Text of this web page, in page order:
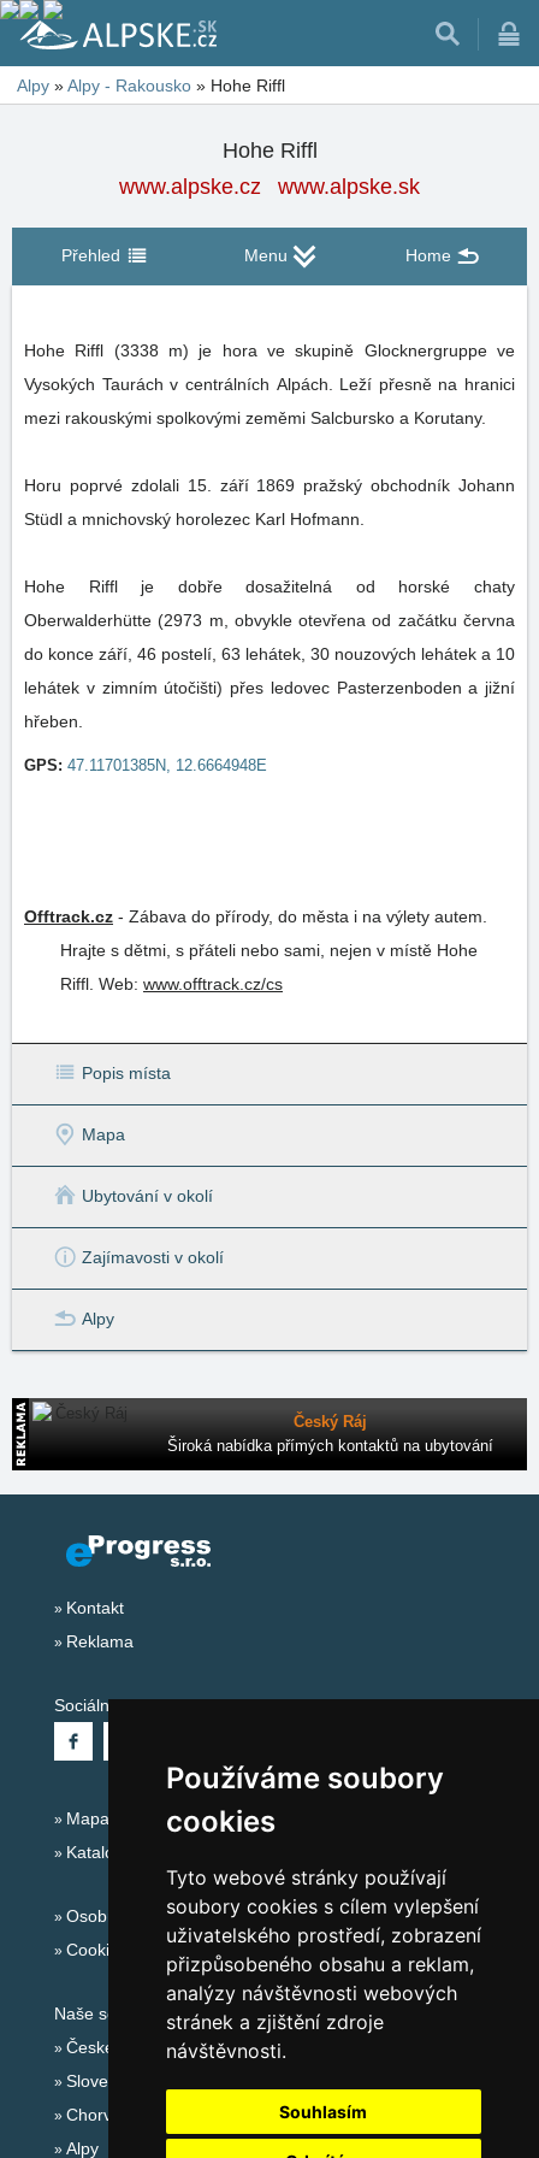
Používáme soubory
cookies
Tyto webové stránky používají
soubory cookies s cílem vylepšení
uživatelského prostředí, zobrazení
přizpůsobeného obsahu a reklam,
analýzy návštěvnosti webových
stránek a zjištění zdroje
návštěvnosti.
Souhlasím
Alpy »Alpy - Rakousko » Hohe Riffl
Hohe Riffl
www.alpske.cz
www.alpske.sk
Přehled Menu Home
Hohe Riffl (3338 m) je hora ve skupině Glocknergruppe ve
Vysokých Taurách v centrálních Alpách. Leží přesně na hranici
mezi rakouskými spolkovými zeměmi Salcbursko a Korutany.
Horu poprvé zdolali 15. září 1869 pražský obchodník Johann
Stüdl a mnichovský horolezec Karl Hofmann.
Hohe Riffl je dobře dosažitelná od horské chaty
Oberwalderhütte (2973 m, obvykle otevřena od začátku června
do konce září, 46 postelí, 63 lehátek, 30 nouzových lehátek a 10
lehátek v zimním útočišti) přes ledovec Pasterzenboden a jižní
hřeben.
GPS: 47.11701385N, 12.6664948E
Offtrack.cz - Zábava do přírody, do města i na výlety autem.
Hrajte s dětmi, s přáteli nebo sami, nejen v místě Hohe
Riffl. Web: www.offtrack.cz/cs
Popis místa
Mapa
Ubytování v okolí
Zajímavosti v okolí
Alpy
Český Ráj
Široká nabídka přímých kontaktů na ubytování
Kontakt
Reklama
Sociální sítě:
Mapa serveru Alpy - Rakousko
Katalog ubytování
Osobní údaje
Cookies
Naše servery:
České hory
Slovenské hory
Chorvatsko
Alpy